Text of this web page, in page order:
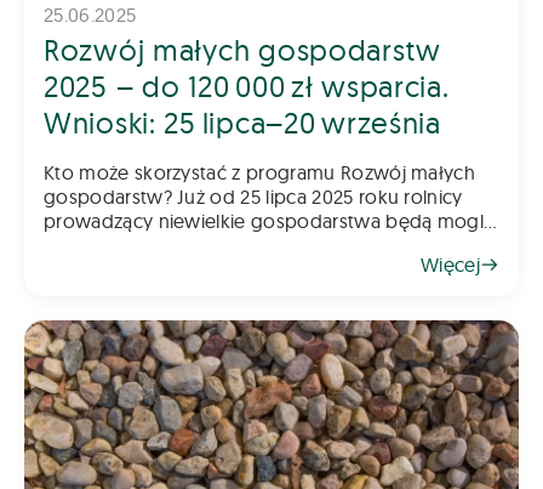
25.06.2025
Rozwój małych gospodarstw
2025 – do 120 000 zł wsparcia.
Wnioski: 25 lipca–20 września
Kto może skorzystać z programu Rozwój małych
gospodarstw? Już od 25 lipca 2025 roku rolnicy
prowadzący niewielkie gospodarstwa będą mogli
Więcej